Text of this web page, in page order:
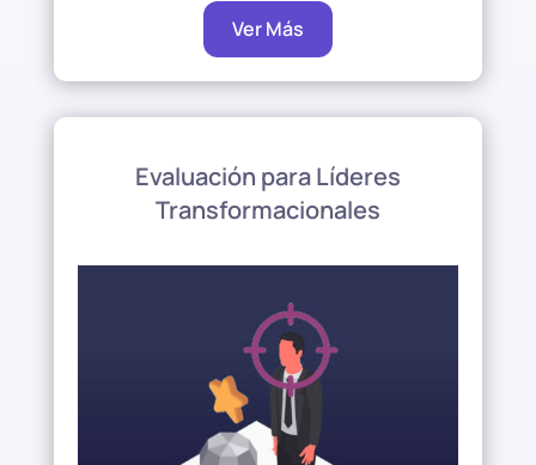
Ver Más
Evaluación para Líderes
Transformacionales